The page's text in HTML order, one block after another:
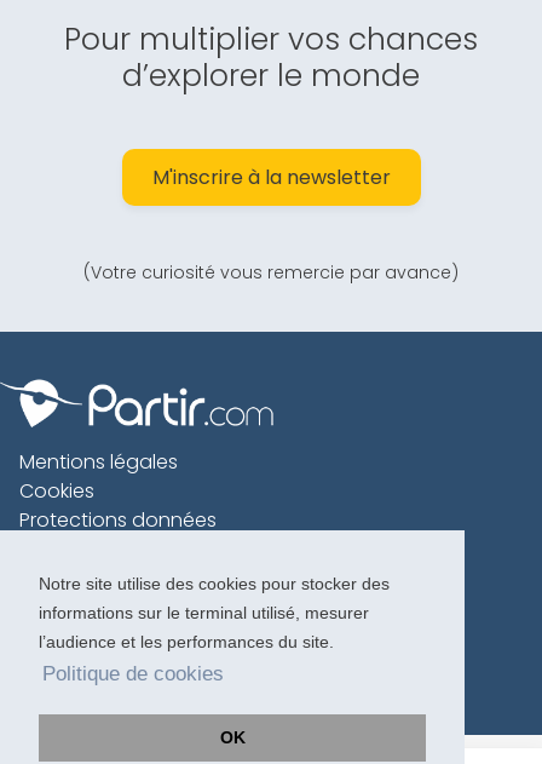
Notre site utilise des cookies pour stocker des
informations sur le terminal utilisé, mesurer
l’audience et les performances du site.
Politique de cookies
OK
Pour multiplier vos chances
d’explorer le monde
M'inscrire à la newsletter
(Votre curiosité vous remercie par avance)
Mentions légales
Cookies
Protections données
Charte voyageur
Copyright 1996-2026